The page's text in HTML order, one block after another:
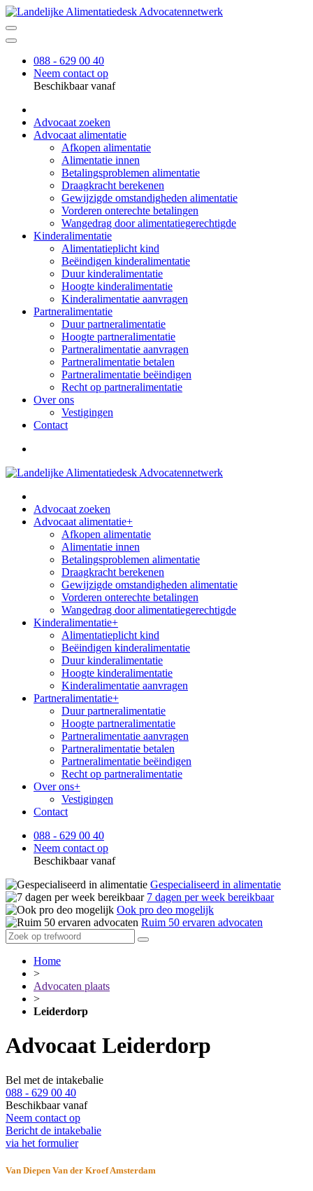
088 - 629 00 40
Neem contact op
Beschikbaar vanaf
Advocaat zoeken
Advocaat alimentatie
Afkopen alimentatie
Alimentatie innen
Betalingsproblemen alimentatie
Draagkracht berekenen
Gewijzigde omstandigheden alimentatie
Vorderen onterechte betalingen
Wangedrag door alimentatiegerechtigde
Kinderalimentatie
Alimentatieplicht kind
Beëindigen kinderalimentatie
Duur kinderalimentatie
Hoogte kinderalimentatie
Kinderalimentatie aanvragen
Partneralimentatie
Duur partneralimentatie
Hoogte partneralimentatie
Partneralimentatie aanvragen
Partneralimentatie betalen
Partneralimentatie beëindigen
Recht op partneralimentatie
Over ons
Vestigingen
Contact
Advocaat zoeken
Advocaat alimentatie+
Afkopen alimentatie
Alimentatie innen
Betalingsproblemen alimentatie
Draagkracht berekenen
Gewijzigde omstandigheden alimentatie
Vorderen onterechte betalingen
Wangedrag door alimentatiegerechtigde
Kinderalimentatie+
Alimentatieplicht kind
Beëindigen kinderalimentatie
Duur kinderalimentatie
Hoogte kinderalimentatie
Kinderalimentatie aanvragen
Partneralimentatie+
Duur partneralimentatie
Hoogte partneralimentatie
Partneralimentatie aanvragen
Partneralimentatie betalen
Partneralimentatie beëindigen
Recht op partneralimentatie
Over ons+
Vestigingen
Contact
088 - 629 00 40
Neem contact op
Beschikbaar vanaf
Gespecialiseerd in alimentatie
7 dagen per week bereikbaar
Ook pro deo mogelijk
Ruim 50 ervaren advocaten
Home
>
Advocaten plaats
>
Leiderdorp
Advocaat Leiderdorp
Bel met de intakebalie
088 - 629 00 40
Beschikbaar vanaf
Neem contact op
Bericht de intakebalie
via het formulier
Van Diepen Van der Kroef Amsterdam